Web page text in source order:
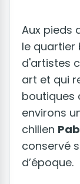
Aux pieds
le quartier
d'artistes
art et qui
boutiques
environs
chilien
conservé
d’époque.